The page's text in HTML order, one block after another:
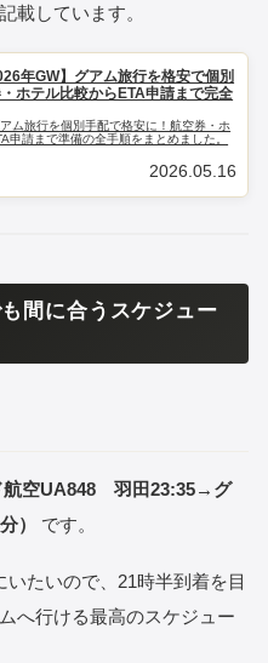
載しています。
GW】グアム旅行を格安で個別
ホテル比較からETA申請まで完全
ム旅行を個別手配で格安に！航空券・ホ
申請まで準備の全手順をまとめました。
2026.05.16
間に合うスケジュー
航空UA848 羽田23:35→グ
）
です。
たいので、21時半到着を目
へ行ける最高のスケジュー